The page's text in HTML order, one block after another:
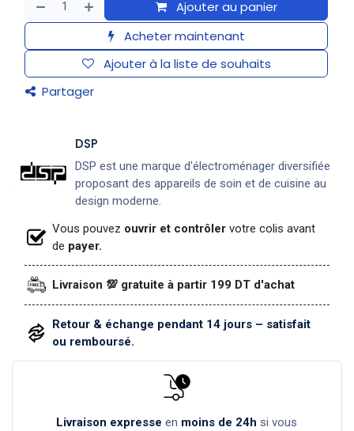
Ajouter au panier
Acheter maintenant
Ajouter à la liste de souhaits
Partager
DSP
DSP est une marque d'électroménager diversifiée
proposant des appareils de soin et de cuisine au
design moderne.
Vous pouvez ouvrir et contrôler votre colis avant
de payer.
Livraison 💯 gratuite à partir 199 DT d'achat
Retour & échange pendant 14 jours – satisfait
ou remboursé.
Livraison expresse en moins de 24h si vous